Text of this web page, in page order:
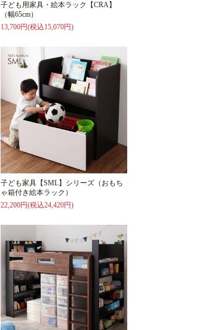
子ども用家具・絵本ラック【CRA】
（幅65cm）
13,700円(税込15,070円)
子ども家具【SML】シリーズ（おもち
ゃ箱付き絵本ラック）
22,200円(税込24,420円)